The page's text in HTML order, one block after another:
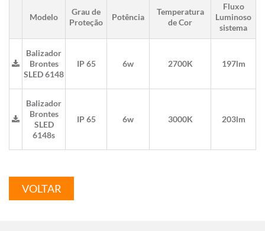
Modelo
Grau de
Proteção
Potência
Temperatura
de Cor
Fluxo
Luminoso
sistema
Balizador
Brontes
SLED 6148
IP 65 6w 2700K 197lm
Balizador
Brontes
SLED
6148s
IP 65 6w 3000K 203lm
VOLTAR